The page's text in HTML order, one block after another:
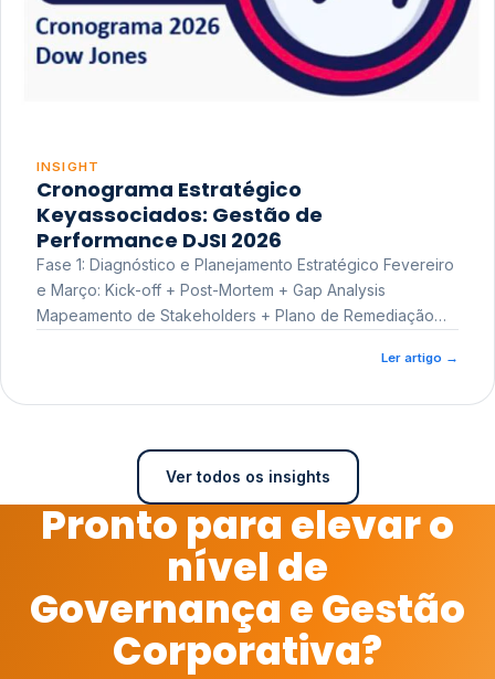
INSIGHT
Cronograma Estratégico
Keyassociados: Gestão de
Performance DJSI 2026
Fase 1: Diagnóstico e Planejamento Estratégico Fevereiro
e Março: Kick-off + Post-Mortem + Gap Analysis
Mapeamento de Stakeholders + Plano de Remediação
Ler artigo →
Ver todos os insights
Pronto para elevar o
nível de
Governança e Gestão
Corporativa?